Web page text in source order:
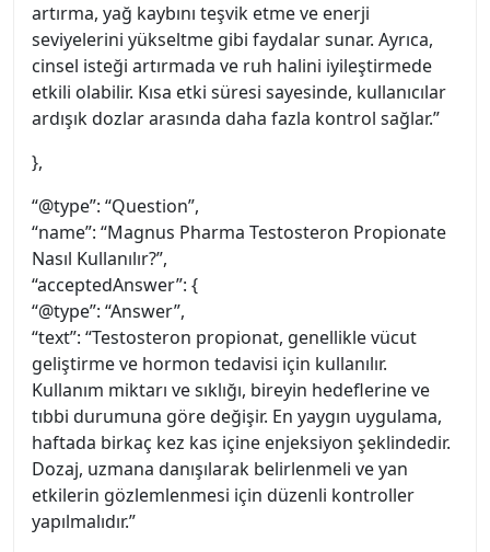
artırma, yağ kaybını teşvik etme ve enerji
seviyelerini yükseltme gibi faydalar sunar. Ayrıca,
cinsel isteği artırmada ve ruh halini iyileştirmede
etkili olabilir. Kısa etki süresi sayesinde, kullanıcılar
ardışık dozlar arasında daha fazla kontrol sağlar.”
},
“@type”: “Question”,
“name”: “Magnus Pharma Testosteron Propionate
Nasıl Kullanılır?”,
“acceptedAnswer”: {
“@type”: “Answer”,
“text”: “Testosteron propionat, genellikle vücut
geliştirme ve hormon tedavisi için kullanılır.
Kullanım miktarı ve sıklığı, bireyin hedeflerine ve
tıbbi durumuna göre değişir. En yaygın uygulama,
haftada birkaç kez kas içine enjeksiyon şeklindedir.
Dozaj, uzmana danışılarak belirlenmeli ve yan
etkilerin gözlemlenmesi için düzenli kontroller
yapılmalıdır.”